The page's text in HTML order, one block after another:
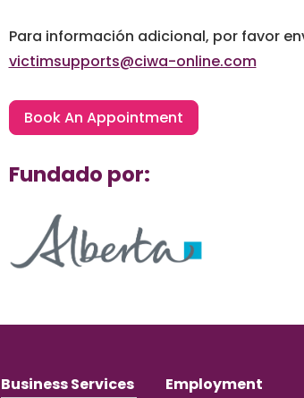
Para información adicional, por favor
victimsupports@ciwa-online.com
Book An Appointment
Fundado por:
Business Services
Employment